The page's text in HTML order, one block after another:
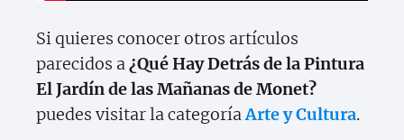
Si quieres conocer otros artículos
parecidos a¿Qué Hay Detrás de la Pintura
El Jardín de las Mañanas de Monet?
puedes visitar la categoríaArte y Cultura.